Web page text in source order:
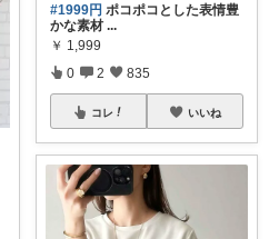
#1999円 ポコポコとした表情豊
かな素材 ...
￥ 1,999
0 2 835
コレ いいね